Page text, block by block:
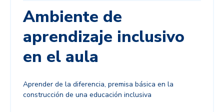
Ambiente de
aprendizaje inclusivo
en el aula
Aprender de la diferencia, premisa básica en la
construcción de una educación inclusiva